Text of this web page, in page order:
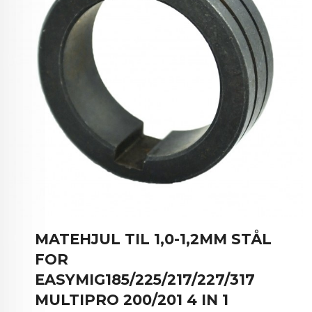
MATEHJUL TIL 1,0-1,2MM STÅL
FOR
EASYMIG185/225/217/227/317
MULTIPRO 200/201 4 IN 1